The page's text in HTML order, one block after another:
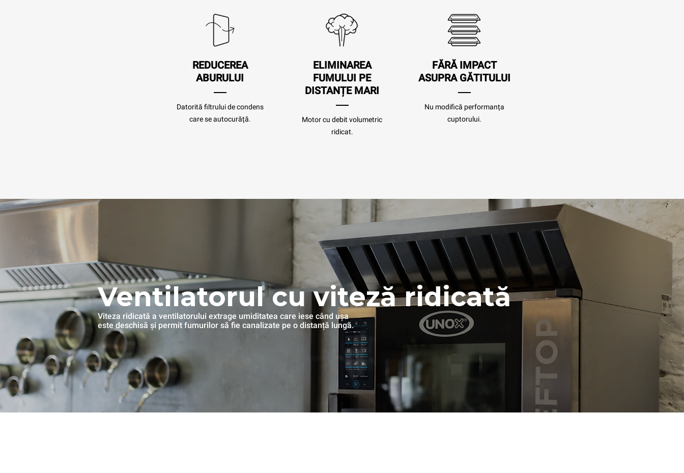
REDUCEREA
ABURULUI
Datorită filtrului de condens
care se autocurăță.
ELIMINAREA
FUMULUI PE
DISTANȚE MARI
Motor cu debit volumetric
ridicat.
FĂRĂ IMPACT
ASUPRA GĂTITULUI
Nu modifică performanța
cuptorului.
Ventilatorul cu viteză ridicată
Viteza ridicată a ventilatorului extrage umiditatea care iese când ușa
este deschisă și permit fumurilor să fie canalizate pe o distanță lungă.